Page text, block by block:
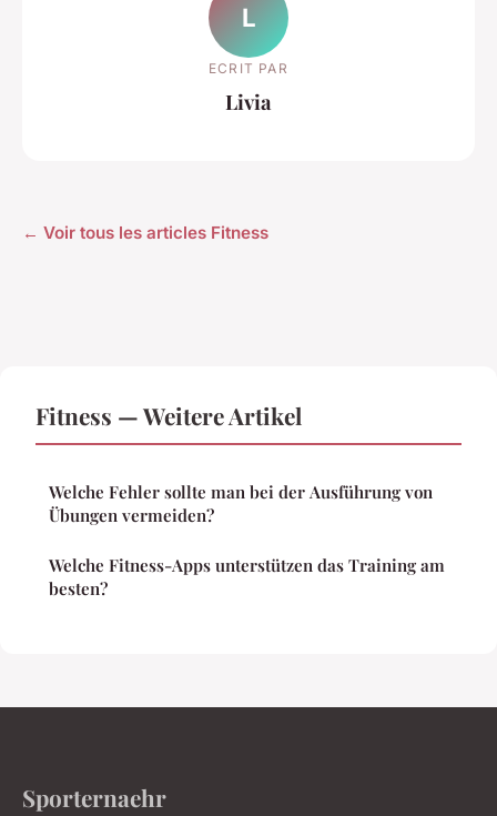
L
ECRIT PAR
Livia
← Voir tous les articles Fitness
Fitness — Weitere Artikel
Welche Fehler sollte man bei der Ausführung von
Übungen vermeiden?
Welche Fitness-Apps unterstützen das Training am
besten?
Sporternaehr